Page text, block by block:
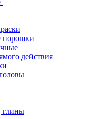
порошки
действия
глины